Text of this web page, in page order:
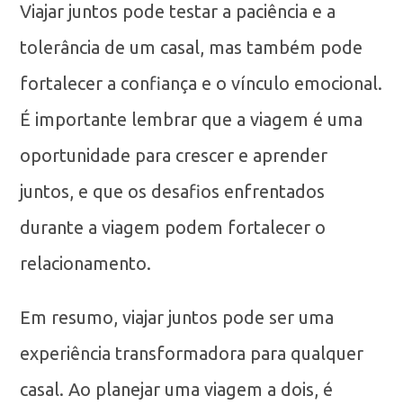
Viajar juntos pode testar a paciência e a
tolerância de um casal, mas também pode
fortalecer a confiança e o vínculo emocional.
É importante lembrar que a viagem é uma
oportunidade para crescer e aprender
juntos, e que os desafios enfrentados
durante a viagem podem fortalecer o
relacionamento.
Em resumo, viajar juntos pode ser uma
experiência transformadora para qualquer
casal. Ao planejar uma viagem a dois, é